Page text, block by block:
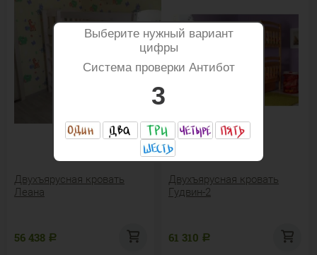
Двухъярусная кровать
Леана
56 438 Р
Двухъярусная кровать
Гудвин-2
61 310 Р
Выберите нужный вариант
цифры
Система проверки Антибот
3